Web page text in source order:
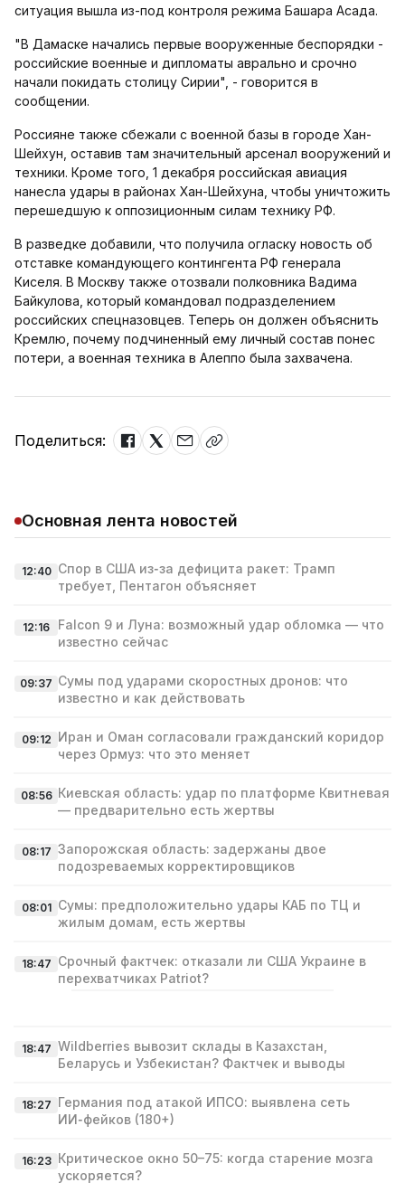
ситуация вышла из-под контроля режима Башара Асада.
"В Дамаске начались первые вооруженные беспорядки -
российские военные и дипломаты аврально и срочно
начали покидать столицу Сирии", - говорится в
сообщении.
Россияне также сбежали с военной базы в городе Хан-
Шейхун, оставив там значительный арсенал вооружений и
техники. Кроме того, 1 декабря российская авиация
нанесла удары в районах Хан-Шейхуна, чтобы уничтожить
перешедшую к оппозиционным силам технику РФ.
В разведке добавили, что получила огласку новость об
отставке командующего контингента РФ генерала
Киселя. В Москву также отозвали полковника Вадима
Байкулова, который командовал подразделением
российских спецназовцев. Теперь он должен объяснить
Кремлю, почему подчиненный ему личный состав понес
потери, а военная техника в Алеппо была захвачена.
Поделиться:
Основная лента новостей
12:40 Спор в США из‑за дефицита ракет: Трамп
требует, Пентагон объясняет
12:16
Falcon 9 и Луна: возможный удар обломка — что
известно сейчас
09:37 Сумы под ударами скоростных дронов: что
известно и как действовать
09:12 Иран и Оман согласовали гражданский коридор
через Ормуз: что это меняет
08:56 Киевская область: удар по платформе Квитневая
— предварительно есть жертвы
08:17 Запорожская область: задержаны двое
подозреваемых корректировщиков
08:01 Сумы: предположительно удары КАБ по ТЦ и
жилым домам, есть жертвы
18:47 Срочный фактчек: отказали ли США Украине в
перехватчиках Patriot?
18:47 Wildberries вывозит склады в Казахстан,
Беларусь и Узбекистан? Фактчек и выводы
18:27 Германия под атакой ИПСО: выявлена сеть
ИИ‑фейков (180+)
16:23 Критическое окно 50–75: когда старение мозга
ускоряется?